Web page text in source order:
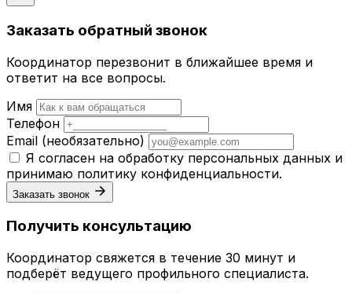
Заказать обратный звонок
Координатор перезвонит в ближайшее время и
ответит на все вопросы.
Имя
Телефон
Email (необязательно)
Я согласен на обработку персональных данных и
принимаю политику конфиденциальности.
Заказать звонок
Получить консультацию
Координатор свяжется в течение 30 минут и
подберёт ведущего профильного специалиста.